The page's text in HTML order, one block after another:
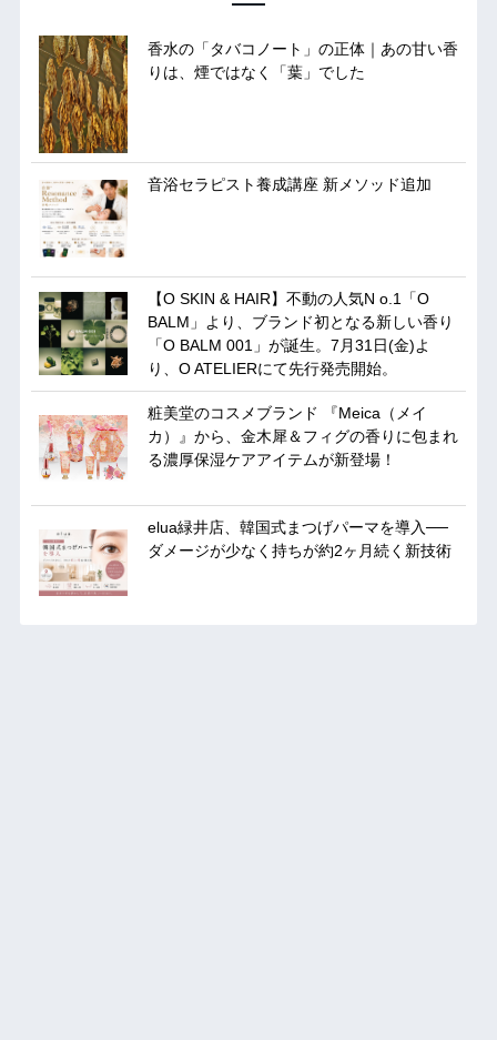
香水の「タバコノート」の正体｜あの甘い香
りは、煙ではなく「葉」でした
音浴セラピスト養成講座 新メソッド追加
【O SKIN & HAIR】不動の人気N o.1「O
BALM」より、ブランド初となる新しい香り
「O BALM 001」が誕生。7月31日(金)よ
り、O ATELIERにて先行発売開始。
粧美堂のコスメブランド 『Meica（メイ
カ）』から、金木犀＆フィグの香りに包まれ
る濃厚保湿ケアアイテムが新登場！
elua緑井店、韓国式まつげパーマを導入──
ダメージが少なく持ちが約2ヶ月続く新技術